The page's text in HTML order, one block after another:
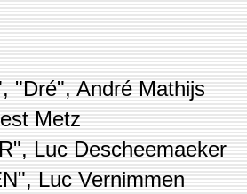
"Dré", André Mathijs
Metz
Luc Descheemaeker
Luc Vernimmen